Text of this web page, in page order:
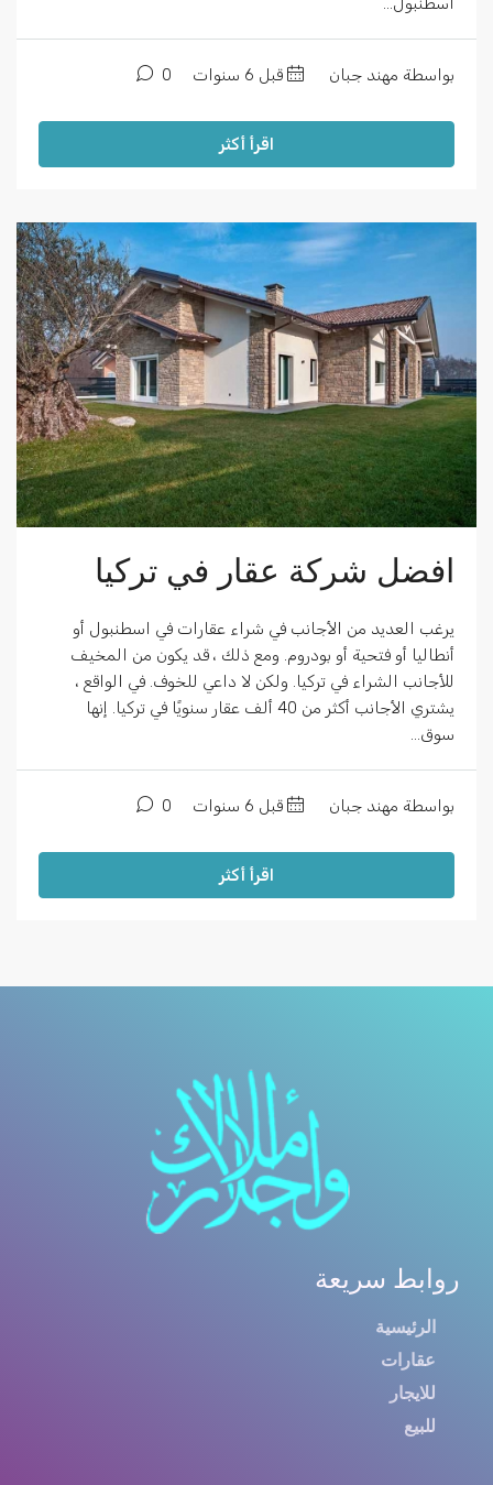
بواسطة مهند جبان قبل 6 سنوات 0
اقرأ أكثر
افضل شركة عقار في تركيا
يرغب العديد من الأجانب في شراء عقارات في اسطنبول أو
أنطاليا أو فتحية أو بودروم. ومع ذلك ، قد يكون من المخيف
للأجانب الشراء في تركيا. ولكن لا داعي للخوف. في الواقع ،
يشتري الأجانب أكثر من 40 ألف عقار سنويًا في تركيا. إنها
سوق...
بواسطة مهند جبان قبل 6 سنوات 0
اقرأ أكثر
روابط سريعة
الرئيسية
عقارات
للايجار
للبيع